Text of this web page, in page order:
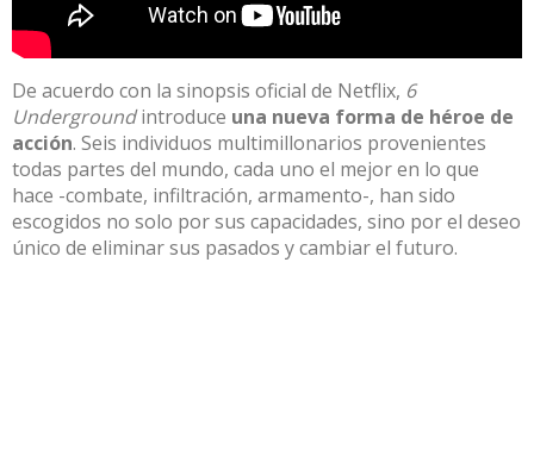
De acuerdo con la sinopsis oficial de Netflix, 6
Undergroundintroduce una nueva forma de héroe de
acción. Seis individuos multimillonarios provenientes
todas partes del mundo, cada uno el mejor en lo que
hace -combate, infiltración, armamento-, han sido
escogidos no solo por sus capacidades, sino por el deseo
único de eliminar sus pasados y cambiar el futuro.